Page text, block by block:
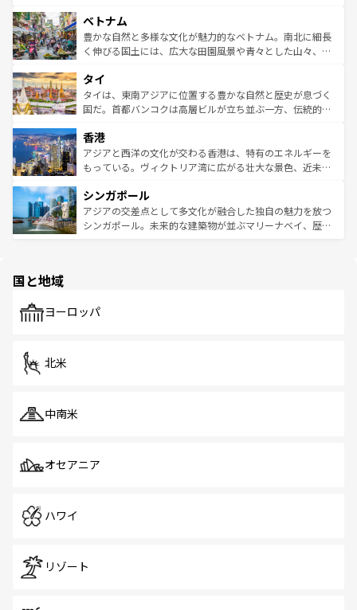
参照してほしい。
容にもいいと評判のスイーツなど、バラエティ豊かな料理
が味わえる。 なお、新着の台湾情報は コンテンツ一覧を参
照してほしい。
き、地方に足を延ばせば四季折々の自然美を楽しむことが
できる。そして、キムチや焼肉、絶品のストリートフード
まで、さまざまな韓国料理が待っている。夜には、韓国な
リティに包まれながら、韓国の多彩な魅力を心ゆくまで味
わってみてほしい。 なお、新着の韓国情報はコンテンツ一
覧を参照してほしい。
ベトナム
豊かな自然と多様な文化が魅力的なベトナム。南北に細長
く伸びる国土には、広大な田園風景や青々とした山々、世
急速な発展と共に伝統が息づく。ハノイの古い町並みやホ
ーチミン市のフランス統治時代の建物も、独特の雰囲気を
醸し出している。また、バラエティの豊かさとおいしさで
とつ。フォーやバインミー、ベトナムコーヒーなどは、ぜ
ひ現地で味わいたい。どの地域を訪れてもあたたかい人々
が旅行者を迎えてくれるので、きっと忘れられない旅にな
参照してほしい。
タイ
タイは、東南アジアに位置する豊かな自然と歴史が息づく
国だ。首都バンコクは高層ビルが立ち並ぶ一方、伝統的な
の活気が交差している。北部ではチェンマイなどの山岳地
帯で自然と触れ合い、南部ではプーケットやクラビの美し
いビーチでリゾート気分を楽しむことができる。タイ料理
激する。気候は一年中温暖で、どの季節にも異なる楽しみ
が待っている。親しみやすいタイの人々、仏教を中心とし
た文化、そして多様な観光資源が、訪れる旅人を魅了し続
香港
アジアと西洋の文化が交わる香港は、特有のエネルギーを
もっている。ヴィクトリア湾に広がる壮大な景色、近未来
み、どこを訪れても感動するはず。観光スポットが密集し
ており、効率よく見どころを回れるのも魅力。息をのむよ
うな絶景から文化的な体験まで、香港を存分に楽しみ尽く
シンガポール
アジアの交差点として多文化が融合した独自の魅力を放つ
シンガポール。未来的な建築物が並ぶマリーナベイ、歴史
で、ホーカーズは地元の風情を楽しめる外せないスポット
国と地域
ヨーロッパ
北米
中南米
オセアニア
ハワイ
リゾート